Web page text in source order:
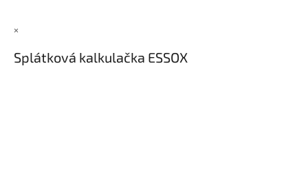
×
Splátková kalkulačka ESSOX